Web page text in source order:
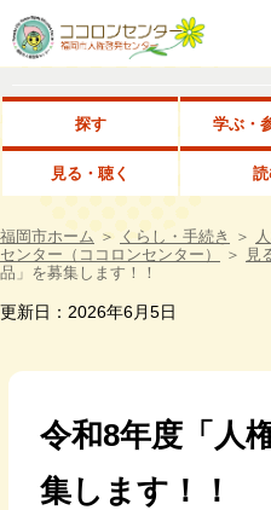
探す 学ぶ・
見る・聴く
福岡市ホーム ＞ くらし・手続き ＞
センター（ココロンセンター）
＞ 見
品」を募集します！！
更新日：2026年6月5日
令和8年度「人
集します！！